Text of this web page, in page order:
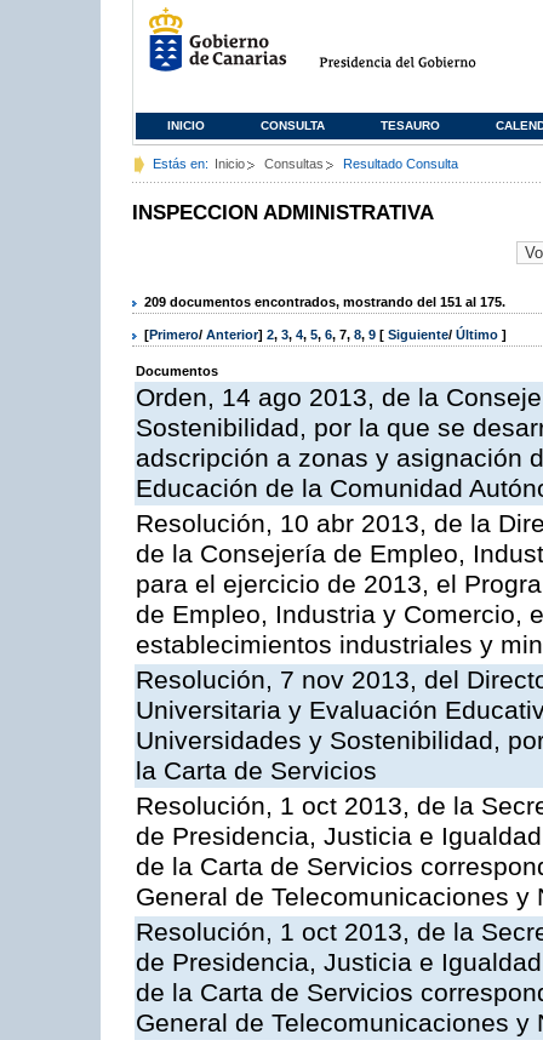
INICIO CONSULTA TESAURO
Estás en: Inicio Consultas Resultado Consulta
INSPECCION ADMINISTRATIVA
209 documentos encontrados, mostrando del 151 al 175.
[Primero/ Anterior] 2, 3, 4, 5, 6, 7, 8, 9 [ Siguiente/ Último ]
Documentos
Orden, 14 ago 2013, de la
Sostenibilidad, por la que se
adscripción a zonas y asignación
Educación de la Comunidad
Resolución, 10 abr 2013, de la
de la Consejería de Empleo,
para el ejercicio de 2013, el
de Empleo, Industria y Comercio,
establecimientos industriales y
Resolución, 7 nov 2013, del
Universitaria y Evaluación
Universidades y Sostenibilidad,
la Carta de Servicios
Resolución, 1 oct 2013, de la
de Presidencia, Justicia e
de la Carta de Servicios
General de Telecomunicaciones y
Resolución, 1 oct 2013, de la
de Presidencia, Justicia e
de la Carta de Servicios
General de Telecomunicaciones y